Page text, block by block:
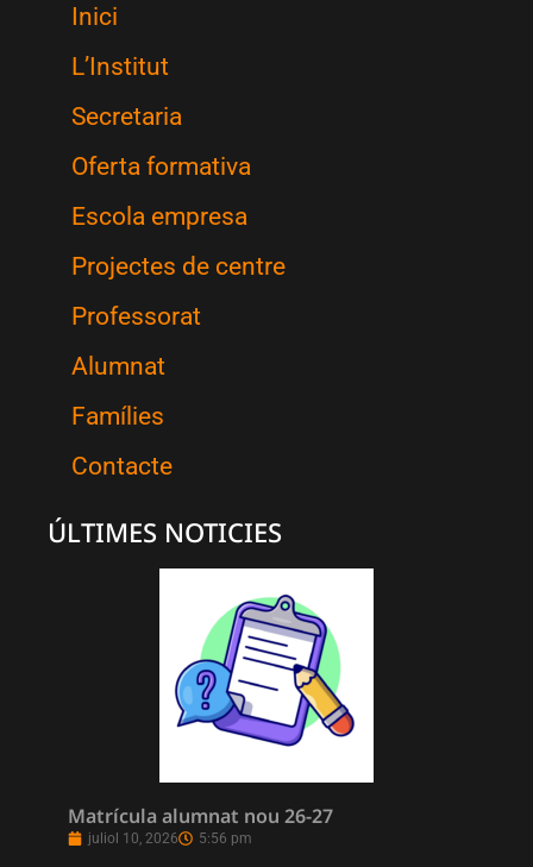
Inici
L’Institut
Secretaria
Oferta formativa
Escola empresa
Projectes de centre
Professorat
Alumnat
Famílies
Contacte
ÚLTIMES NOTICIES
Matrícula alumnat nou 26-27
juliol 10, 2026 5:56 pm